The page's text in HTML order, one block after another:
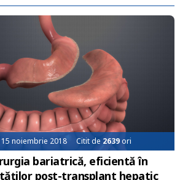
15 noiembrie 2018 Citit de 2639ori
bariatrică, eficientă în
post-transplant hepatic